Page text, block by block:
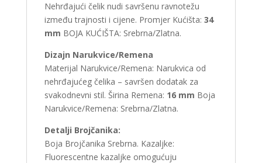
Nehrđajući čelik nudi savršenu ravnotežu
između trajnosti i cijene. Promjer Kućišta: 34
mm BOJA KUĆIŠTA: Srebrna/Zlatna.
Dizajn Narukvice/Remena
Materijal Narukvice/Remena: Narukvica od
nehrđajućeg čelika – savršen dodatak za
svakodnevni stil. Širina Remena: 16 mm Boja
Narukvice/Remena: Srebrna/Zlatna.
Detalji Brojčanika:
Boja Brojčanika Srebrna. Kazaljke:
Fluorescentne kazaljke omogućuju